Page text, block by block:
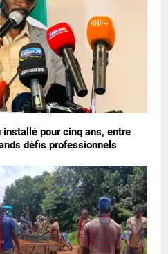
installé pour cinq ans, entre
défis professionnels